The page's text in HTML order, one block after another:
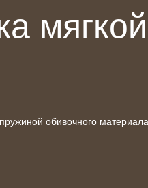
мягкой
обивочного материала